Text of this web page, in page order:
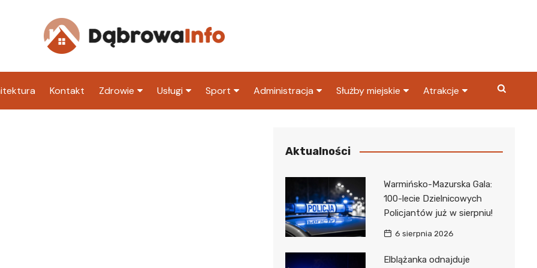
Kontakt Zdrowie Usługi Sport Administracja
Urząd Skarbowy
Służby miejskie
Policja
Atrakcje
Aktualności
Warmińsko-Mazurska Gala:
100-lecie Dzielnicowych
Policjantów już w sierpniu!
6 sierpnia 2026
Elblążanka odnajduje